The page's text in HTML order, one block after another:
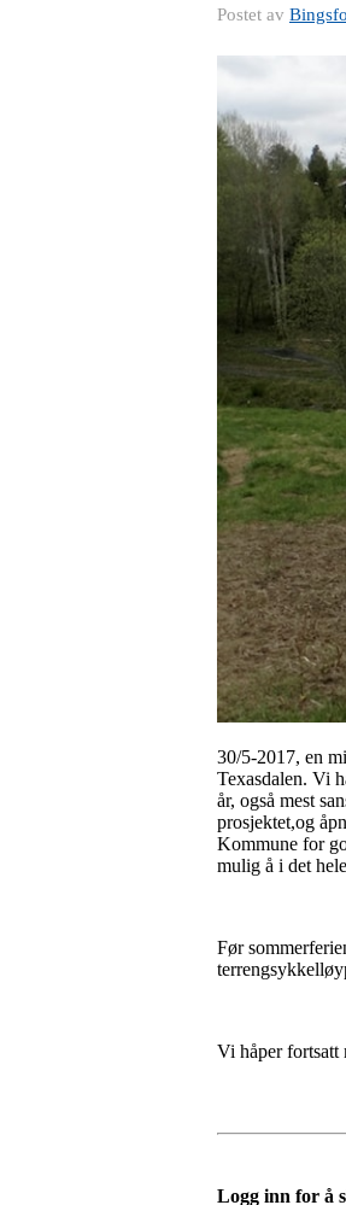
Postet av
30/5-2017, en
Texasdalen. Vi
år, også mest
prosjektet,og
Kommune for
mulig å i det
Før
Vi håper fortsatt
Logg inn for å